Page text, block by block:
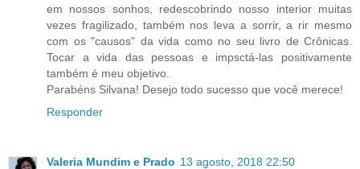
em nossos sonhos, redescobrindo nosso interior muitas
vezes fragilizado, também nos leva a sorrir, a rir mesmo
com os "causos" da vida como no seu livro de Crônicas.
Tocar a vida das pessoas e impsctá-las positivamente
também é meu objetivo.
Parabéns Silvana! Desejo todo sucesso que você merece!
Responder
Valeria Mundim e Prado 13 agosto, 2018 22:50